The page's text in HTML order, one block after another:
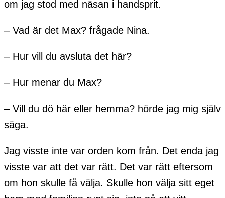
om jag stod med näsan i handsprit.
– Vad är det Max? frågade Nina.
– Hur vill du avsluta det här?
– Hur menar du Max?
– Vill du dö här eller hemma? hörde jag mig själv
säga.
Jag visste inte var orden kom från. Det enda jag
visste var att det var rätt. Det var rätt eftersom
om hon skulle få välja. Skulle hon välja sitt eget